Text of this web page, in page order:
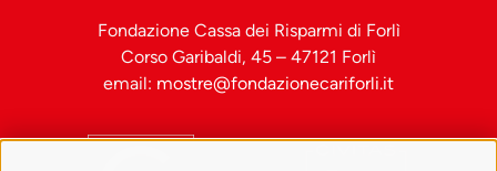
Fondazione Cassa dei Risparmi di Forlì
Corso Garibaldi, 45 – 47121 Forlì
email: mostre@fondazionecariforli.it